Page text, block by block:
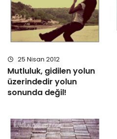
25 Nisan 2012
Mutluluk, gidilen yolun
üzerindedir yolun
sonunda değil!